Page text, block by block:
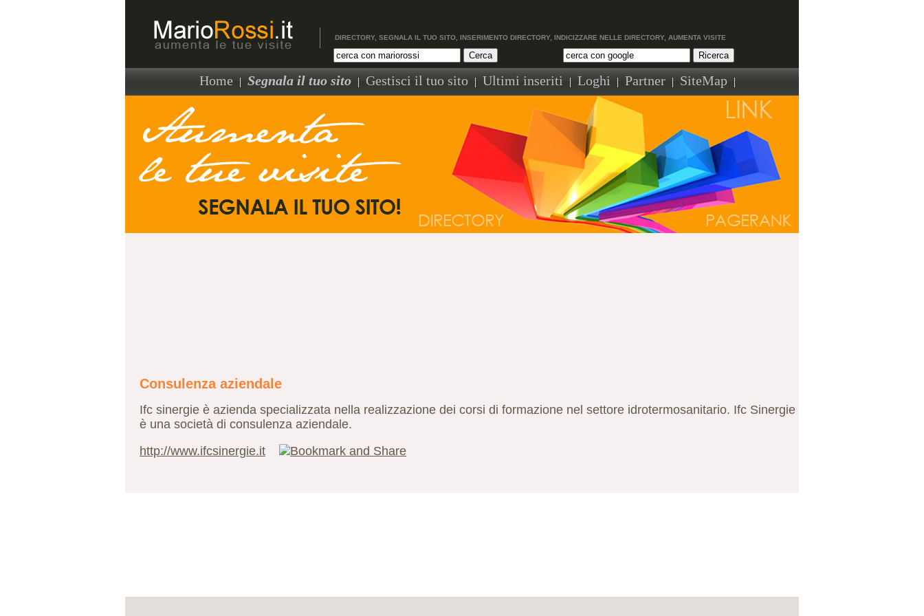
DIRECTORY, SEGNALA IL TUO SITO, INSERIMENTO DIRECTORY, INDICIZZARE NELLE DIRECTORY, AUMENTA VISITE
Home | Segnala il tuo sito | Gestisci il tuo sito | Ultimi inseriti | Loghi | Partner | SiteMap |
Consulenza aziendale
Ifc sinergie è azienda specializzata nella realizzazione dei corsi di formazione nel settore idrotermosanitario. Ifc Sinergie
è una società di consulenza aziendale.
http://www.ifcsinergie.it